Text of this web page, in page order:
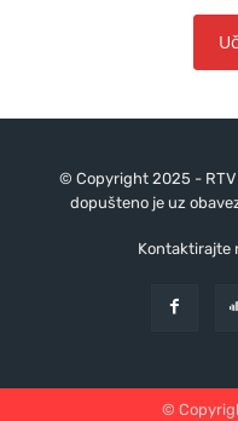
© Copyright 2025 - RTV
dopušteno je uz
Kontaktirajte
©